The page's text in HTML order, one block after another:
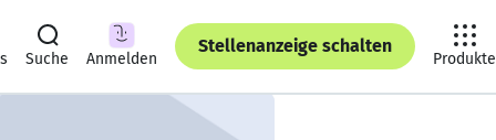
Suche Anmelden
Stellenanzeige schalten
Produkte